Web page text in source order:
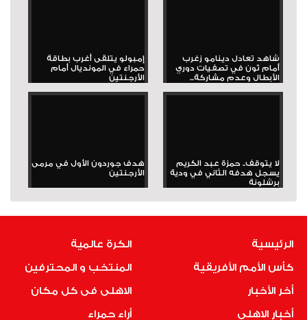
شاهد تعادل دينامو زغرب
أمام ثون في تصفيات دوري
الأبطال وعدم مشاركة...
إمبولو يتلقى أغرب بطاقة
حمراء في المونديال أمام
الأرجنتين
لا يتوقف.. حمزة عبد الكريم
يسجل هدفه الثاني في ودية
برشلونة
هدف جوردون الأول في مرمى
الأرجنتين
الرئيسية
كأس الأمم الأفريقية
أخر الأخبار
أخبار الاهلى
الكرة عالمية
المنتخب و المحترفين
الاهلى فى كل مكان
أراء حمراء